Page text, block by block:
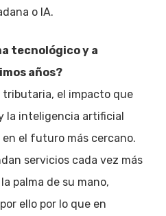
o IA.
tecnológico y a
años?
tributaria, el impacto que
la inteligencia artificial
el futuro más cercano.
servicios cada vez más
palma de su mano,
ello por lo que en